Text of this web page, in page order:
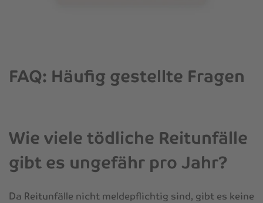
FAQ: Häufig gestellte Fragen
Wie viele tödliche Reitunfälle
gibt es ungefähr pro Jahr?
Da Reitunfälle nicht meldepflichtig sind, gibt es keine